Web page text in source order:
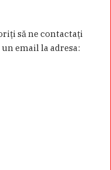
să ne contactaţi
email la adresa: